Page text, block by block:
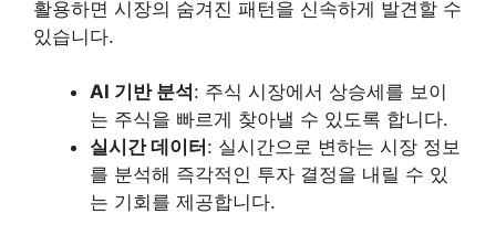
활용하면 시장의 숨겨진 패턴을 신속하게 발견할 수
있습니다.
AI 기반 분석 : 주식 시장에서 상승세를 보이
는 주식을 빠르게 찾아낼 수 있도록 합니다.
실시간 데이터 : 실시간으로 변하는 시장 정보
를 분석해 즉각적인 투자 결정을 내릴 수 있
는 기회를 제공합니다.